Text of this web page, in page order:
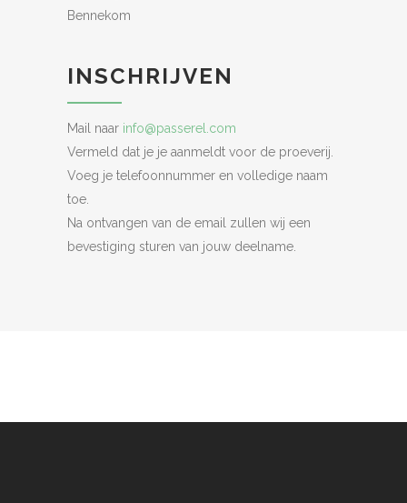
Bennekom
INSCHRIJVEN
Mail naar info@passerel.com
Vermeld dat je je aanmeldt voor de proeverij.
Voeg je telefoonnummer en volledige naam
toe.
Na ontvangen van de email zullen wij een
bevestiging sturen van jouw deelname.